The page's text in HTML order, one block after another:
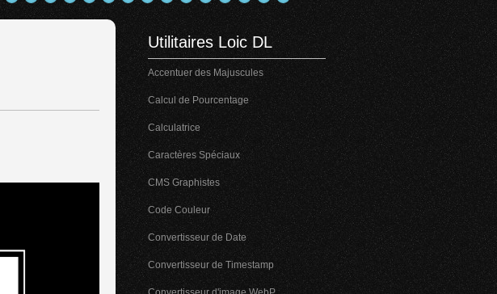
Utilitaires Loic DL
Accentuer des Majuscules
Calcul de Pourcentage
Calculatrice
Caractères Spéciaux
CMS Graphistes
Code Couleur
Convertisseur de Date
Convertisseur de Timestamp